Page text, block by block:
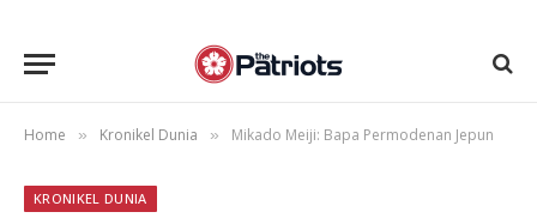
Home » Kronikel Dunia » Mikado Meiji: Bapa Permodenan Jepun
KRONIKEL DUNIA